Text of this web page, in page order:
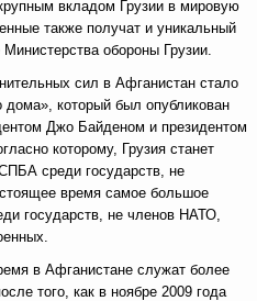
вкладом Грузии в мировую
также получат и уникальный
обороны Грузии.
сил в Афганистан стало
дома», который был опубликован
Джо Байденом и президентом
которому, Грузия станет
среди государств, не
время самое большое
государств, не членов НАТО,
в Афганистане служат более
того, как в ноябре 2009 года